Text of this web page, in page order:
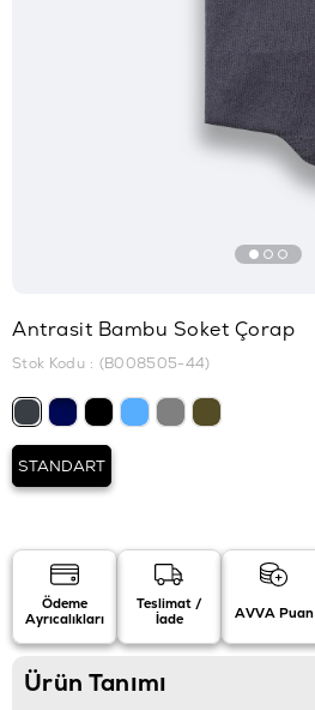
Antrasit Bambu Soket Çorap
Stok Kodu (B008505-44)
STANDART
Ödeme
Ayrıcalıkları
Teslimat /
İade
AVVA Puan
Ürün Tanımı